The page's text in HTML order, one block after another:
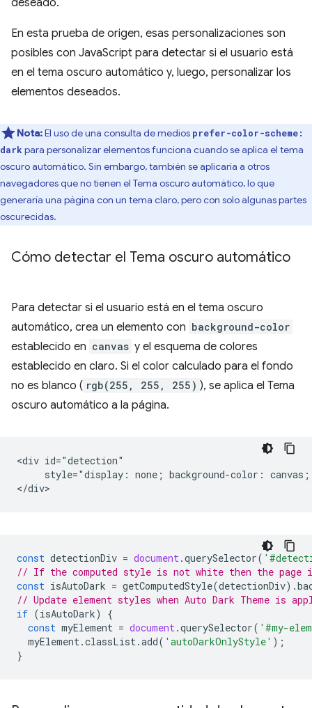
deseado.
En esta prueba de origen, esas personalizaciones son
posibles con JavaScript para detectar si el usuario está
en el tema oscuro automático y, luego, personalizar los
elementos deseados.
Nota:El uso de una consulta de medios prefer-color-scheme:
dark para personalizar elementos funciona cuando se aplica el tema
oscuro automático. Sin embargo, también se aplicaría a otros
navegadores que no tienen el Tema oscuro automático, lo que
generaría una página con un tema claro, pero con solo algunas partes
oscurecidas.
Cómo detectar el Tema oscuro automático
Para detectar si el usuario está en el tema oscuro
automático, crea un elemento con background-color
establecido en canvas y el esquema de colores
establecido en claro. Si el color calculado para el fondo
no es blanco ( rgb(255, 255, 255) ), se aplica el Tema
oscuro automático a la página.
<div id="detection"
style="display: none; background-color:
const detectionDiv = document.querySelector(
// If the computed style is not white then the page
const isAutoDark = getComputedStyle(detectionDiv).
// Update element styles when Auto Dark Theme is
if (isAutoDark)
{
const myElement = document.querySelector( '#my-
myElement.classList.add( 'autoDarkOnlyStyle' );
}